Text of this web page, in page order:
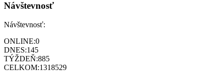
Návštevnosť
Návštevnosť:
ONLINE:0
DNES:145
TÝŽDEŇ:885
CELKOM:1318529